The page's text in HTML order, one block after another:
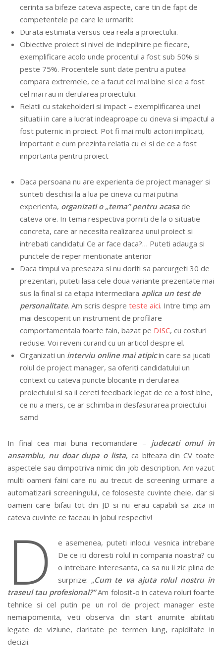
cerinta sa bifeze cateva aspecte, care tin de fapt de
competentele pe care le urmariti:
Durata estimata versus cea reala a proiectului.
Obiective proiect si nivel de indeplinire pe fiecare,
exemplificare acolo unde procentul a fost sub 50% si
peste 75%. Procentele sunt date pentru a putea
compara extremele, ce a facut cel mai bine si ce a fost
cel mai rau in derularea proiectului.
Relatii cu stakeholderi si impact – exemplificarea unei
situatii in care a lucrat indeaproape cu cineva si impactul a
fost puternic in proiect. Pot fi mai multi actori implicati,
important e cum prezinta relatia cu ei si de ce a fost
importanta pentru proiect
Daca persoana nu are experienta de project manager si
sunteti deschisi la a lua pe cineva cu mai putina
experienta, organizati o „tema” pentru acasa de
cateva ore. In tema respectiva porniti de la o situatie
concreta, care ar necesita realizarea unui proiect si
intrebati candidatul Ce ar face daca?… Puteti adauga si
punctele de reper mentionate anterior
Daca timpul va preseaza si nu doriti sa parcurgeti 30 de
prezentari, puteti lasa cele doua variante prezentate mai
sus la final si ca etapa intermediara aplica un test de
personalitate. Am scris despre teste aici. Intre timp am
mai descoperit un instrument de profilare
comportamentala foarte fain, bazat pe DISC, cu costuri
reduse. Voi reveni curand cu un articol despre el.
Organizati un interviu online mai atipicin care sa jucati
rolul de project manager, sa oferiti candidatului un
context cu cateva puncte blocante in derularea
proiectului si sa ii cereti feedback legat de ce a fost bine,
ce nu a mers, ce ar schimba in desfasurarea proiectului
samd
In final cea mai buna recomandare – judecati omul in
ansamblu, nu doar dupa o lista, ca bifeaza din CV toate
aspectele sau dimpotriva nimic din job description. Am vazut
multi oameni faini care nu au trecut de screening urmare a
automatizarii screeningului, ce foloseste cuvinte cheie, dar si
oameni care bifau tot din JD si nu erau capabili sa zica in
cateva cuvinte ce faceau in jobul respectiv!
D
e asemenea, puteti inlocui vesnica intrebare
De ce iti doresti rolul in compania noastra? cu
o intrebare interesanta, ca sa nu ii zic plina de
surprize: „Cum te va ajuta rolul nostru in
traseul tau profesional?”Am folosit-o in cateva roluri foarte
tehnice si cel putin pe un rol de project manager este
nemaipomenita, veti observa din start anumite abilitati
legate de viziune, claritate pe termen lung, rapiditate in
decizii.